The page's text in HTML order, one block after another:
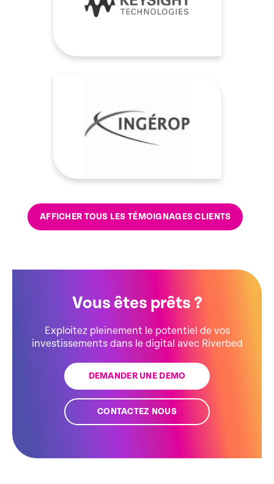
AFFICHER TOUS LES TÉMOIGNAGES CLIENTS
Vous êtes prêts ?
Exploitez pleinement le potentiel de vos
investissements dans le digital avec Riverbed
DEMANDER UNE DEMO
CONTACTEZ NOUS